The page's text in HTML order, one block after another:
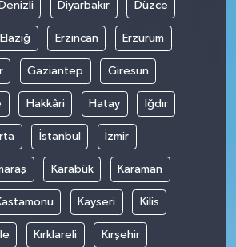
Denizli Diyarbakır Düzce
Elazığ Erzincan Erzurum
Gaziantep Giresun
Hakkâri Hatay Iğdır
İstanbul İzmir
Karabük Karaman
Kayseri Kilis
Kırklareli Kırşehir